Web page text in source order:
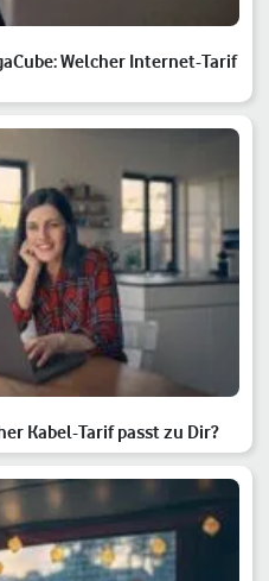
Welcher Internet-Tarif
Kabel-Tarif passt zu Dir?